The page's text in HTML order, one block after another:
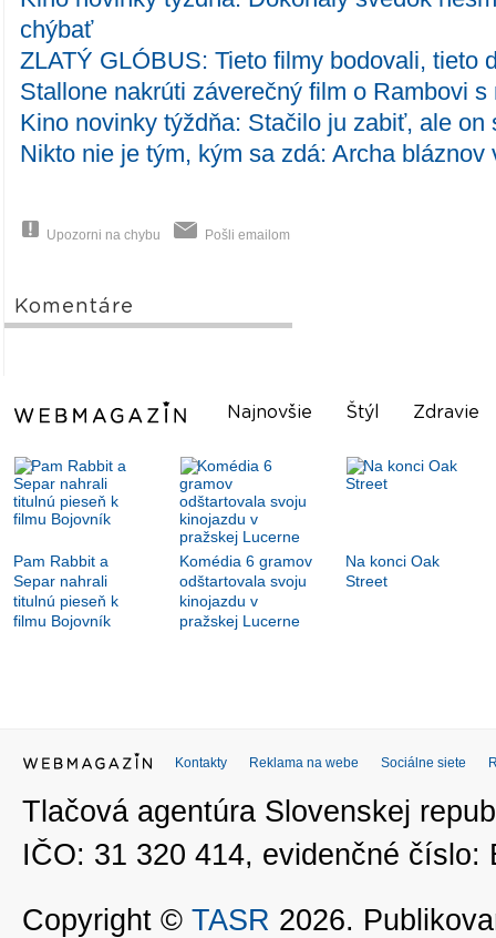
chýbať
ZLATÝ GLÓBUS: Tieto filmy bodovali, tieto
Stallone nakrúti záverečný film o Rambovi
Kino novinky týždňa: Stačilo ju zabiť, ale on
Nikto nie je tým, kým sa zdá: Archa
Upozorni na chybu Pošli emailom
Komentáre
Najnovšie Štýl Zdravie
Pam Rabbit a
Separ nahrali
titulnú pieseň k
filmu Bojovník
Komédia 6 gramov
odštartovala svoju
kinojazdu v
pražskej Lucerne
Na konci Oak
Street
Kontakty Reklama na webe Sociálne siete
Tlačová agentúra Slovenskej
IČO: 31 320 414, evidenčné číslo:
Copyright © TASR 2026.